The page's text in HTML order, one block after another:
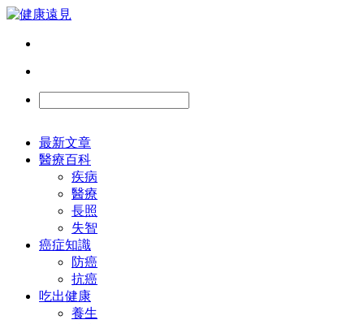
最新文章
醫療百科
疾病
醫療
長照
失智
癌症知識
防癌
抗癌
吃出健康
養生